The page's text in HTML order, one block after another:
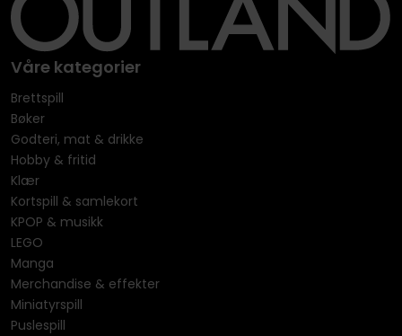
Våre kategorier
Brettspill
Bøker
Godteri, mat & drikke
Hobby & fritid
Klær
Kortspill & samlekort
KPOP & musikk
LEGO
Manga
Merchandise & effekter
Miniatyrspill
Puslespill